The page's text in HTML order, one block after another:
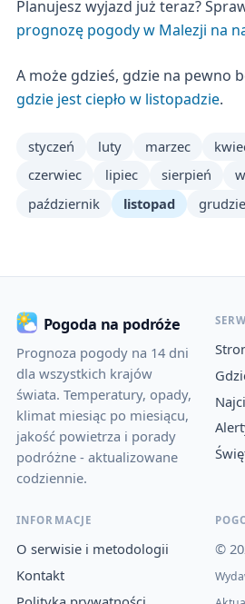
Planujesz wyjazd już teraz?
prognozę pogody w Malezji na
A może gdzieś, gdzie na pewno
gdzie jest ciepło w listopadzie.
styczeń luty marzec
czerwiec
lipiec sierpień
październik
listopad
Pogoda na podróże
Prognoza pogody na 14 dni
dla wszystkich krajów
świata. Temperatury, opady,
klimat miesiąc po miesiącu,
jakość powietrza i porady
podróżne - aktualizowane
codziennie.
INFORMACJE
O serwisie i metodologii
Kontakt
©